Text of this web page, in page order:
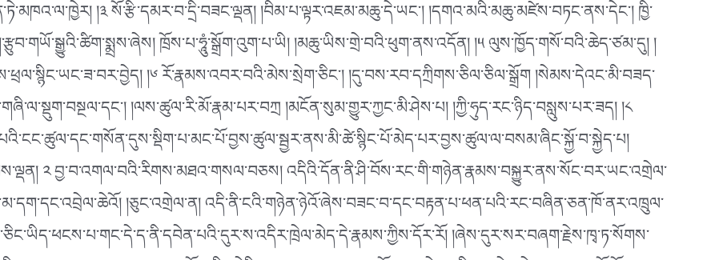
།༣ སོ་རྩི་དམར་བ་དྲི་བཟང་ལྡན། །བིམ་པ་ལྟར་འཇམ་མཆུ་དེ་ཡང༌། །དགའ་མའི་མཆུ་མཛེས་བཏང་ནས་དེང༌། ཁྱི་
ཁྲོས་པ་ཧཱུཾ་སྒྲོག་འུག་པ་ཡི། །མཆུ་ཡིས་གྲེ་བའི་ཕུག་ནས་འདོན། །༥ ལུས་ཁྱོད་གསོ་བའི་ཆེད་ཙམ་དུ། །
།༦ རོ་རྣམས་འབར་བའི་མེས་སྲེག་ཅིང༌། །དུ་བས་རབ་དཀྲིགས་ཅིལ་ཅིལ་སྒྲོག །སེམས་དེའང་མི་བཟད་
།ལས་ཚུལ་རི་མོ་རྣམ་པར་བཀྲ །མངོན་སུམ་གྱུར་ཀྱང་མི་ཤེས་པ། །ཀྱི་ཧུད་རང་ཉིད་བསླུས་པར་ཟད། །༨
༢ བྱ་བ་འགལ་བའི་རིགས་མཐའ་གསལ་བཅས། འདིའི་དོན་ནི་ཤི་བོས་རང་གི་གཉེན་རྣམས་བསྐྱུར་ནས་སོང་བར་ཡང་འགྲེལ་
།ཅུང་འགྲེལ་ན། འདི་ནི་ངའི་གཉེན་ཉེའོ་ཞེས་བཟང་བ་དང་བརྟན་པ་ཕན་པའི་རང་བཞིན་ཅན་ཁོ་ནར་འཁྲུལ་
།ཞེས་དུར་སར་བཞག་རྗེས་ཁྭ་ཏ་སོགས་